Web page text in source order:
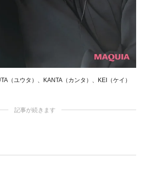
（ユウタ）、KANTA（カンタ）、KEI（ケイ）
記事が続きます